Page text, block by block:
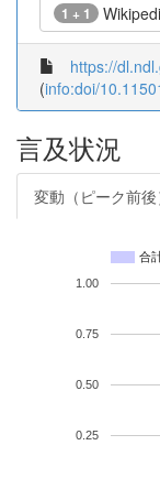
1 + 1
https://
(info:doi/
言及状況
変動（ピーク前後
合
0.25
0.50
0.75
1.00